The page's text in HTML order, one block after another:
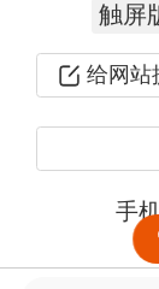
触屏
给网站
手